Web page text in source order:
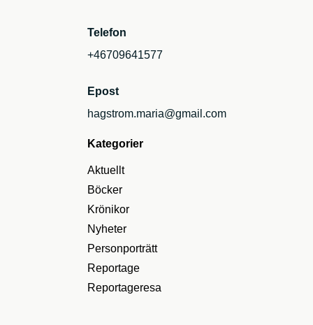
Telefon
+46709641577
Epost
hagstrom.maria@gmail.com
Kategorier
Aktuellt
Böcker
Krönikor
Nyheter
Personporträtt
Reportage
Reportageresa